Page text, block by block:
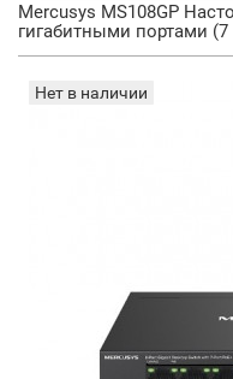
Mercusys MS108GP
гигабитными портами (7
Нет в наличии